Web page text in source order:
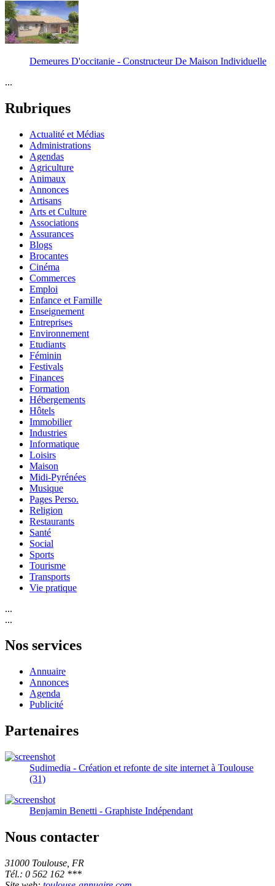
Demeures D'occitanie - Constructeur De Maison Individuelle
...
Rubriques
Actualité et Médias
Administrations
Agendas
Agriculture
Animaux
Annonces
Artisans
Arts et Culture
Associations
Assurances
Blogs
Brocantes
Cinéma
Commerces
Emploi
Enfance et Famille
Enseignement
Entreprises
Environnement
Etudiants
Féminin
Festivals
Finances
Formation
Hébergements
Hôtels
Immobilier
Industries
Informatique
Loisirs
Maison
Midi-Pyrénées
Musique
Pages Perso.
Religion
Restaurants
Santé
Social
Sports
Tourisme
Transports
Vie pratique
...
...
Nos services
Annuaire
Annonces
Agenda
Publicité
Partenaires
Sudimedia - Création et refonte de site internet à Toulouse
(31)
Benjamin Benetti - Graphiste Indépendant
Nous contacter
31000 Toulouse, FR
Tél.: 0 562 162 ***